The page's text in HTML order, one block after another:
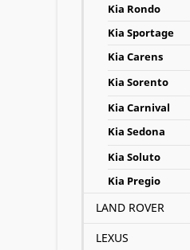
Kia Rondo
Kia Sportage
Kia Carens
Kia Sorento
Kia Carnival
Kia Sedona
Kia Soluto
Kia Pregio
LAND ROVER
LEXUS